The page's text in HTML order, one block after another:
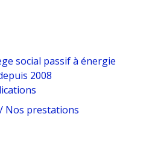
social passif à énergie
2008
Nos prestations